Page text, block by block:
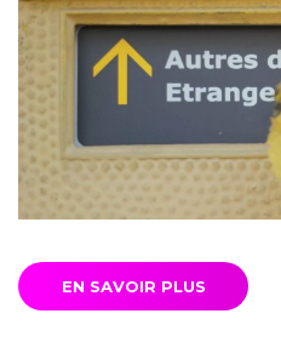
EN SAVOIR PLUS